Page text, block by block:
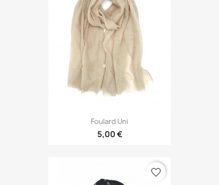
Foulard Uni
5,00 €
favorite_border